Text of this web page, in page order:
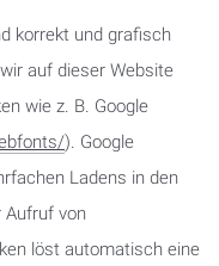
korrekt und grafisch
auf dieser Website
wie z. B. Google
). Google
Ladens in den
Aufruf von
löst automatisch eine